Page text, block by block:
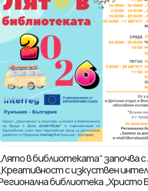
в библиотеката“ започва
с изкуствен
библиотека „Христо